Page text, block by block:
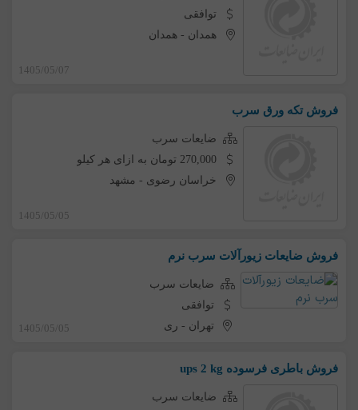
توافقی
همدان - همدان
1405/05/07
فروش تکه ورق سرب
ضایعات سرب
270,000 تومان به ازای هر کیلو
خراسان رضوی - مشهد
1405/05/05
فروش ضایعات زیورآلات سرب نرم
ضایعات سرب
توافقی
تهران - ری 1405/05/05
فروش باطری فرسوده ups 2 kg
ضایعات سرب